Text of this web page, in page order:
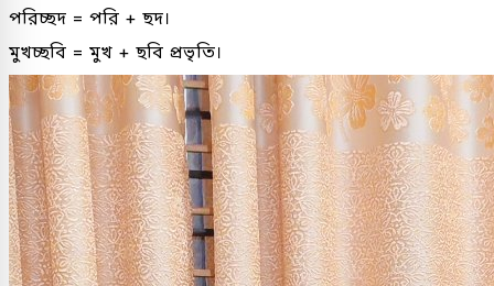
পরিচ্ছদ = পরি + ছদ।
মুখচ্ছবি = মুখ + ছবি প্রভৃতি।